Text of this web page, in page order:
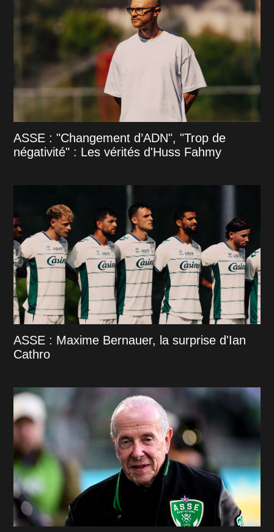
ASSE : "Changement d’ADN", "Trop de
négativité" : Les vérités d'Huss Fahmy
ASSE : Maxime Bernauer, la surprise d'Ian
Cathro